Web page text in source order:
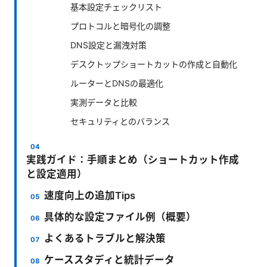
基本設定チェックリスト
プロトコルと暗号化の調整
DNS設定と漏洩対策
デスクトップショートカットの作成と自動化
ルーターとDNSの最適化
実測データと比較
セキュリティとのバランス
実践ガイド：手順まとめ（ショートカット作成
と設定適用）
速度向上の追加Tips
具体的な設定ファイル例（概要）
よくあるトラブルと解決策
ケーススタディと統計データ